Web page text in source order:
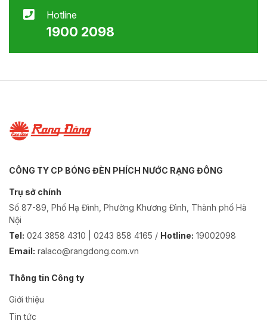
Hotline
1900 2098
CÔNG TY CP BÓNG ĐÈN PHÍCH NƯỚC RẠNG ĐÔNG
Trụ sở chính
Số 87-89, Phố Hạ Đình, Phường Khương Đình, Thành phố Hà
Nội
Tel: 024 3858 4310 | 0243 858 4165 / Hotline: 19002098
Email: ralaco@rangdong.com.vn
Thông tin Công ty
Giới thiệu
Tin tức